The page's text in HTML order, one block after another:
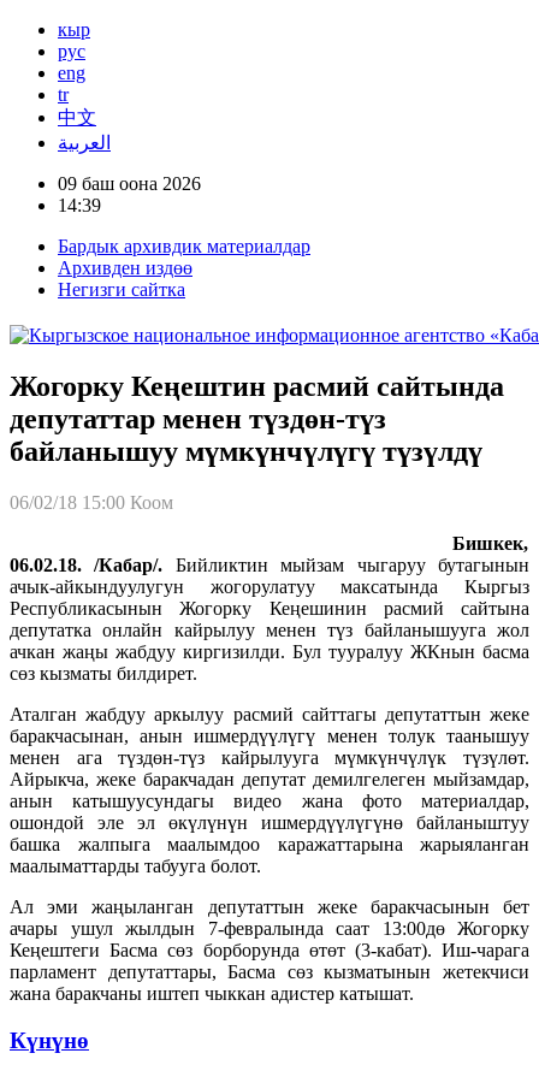
кыр
рус
eng
tr
中文
العربية
09 баш оона 2026
14:39
Бардык архивдик материалдар
Архивден издөө
Негизги сайтка
Жогорку Кеңештин расмий сайтында
депутаттар менен түздөн-түз
байланышуу мүмкүнчүлүгү түзүлдү
06/02/18 15:00 Коом
Бишкек,
06.02.18. /Кабар/. Бийликтин мыйзам чыгаруу бутагынын
ачык-айкындуулугун жогорулатуу максатында Кыргыз
Республикасынын Жогорку Кеңешинин расмий сайтына
депутатка онлайн кайрылуу менен түз байланышууга жол
ачкан жаңы жабдуу киргизилди. Бул тууралуу ЖКнын басма
сөз кызматы билдирет.
Аталган жабдуу аркылуу расмий сайттагы депутаттын жеке
баракчасынан, анын ишмердүүлүгү менен толук таанышуу
менен ага түздөн-түз кайрылууга мүмкүнчүлүк түзүлөт.
Айрыкча, жеке баракчадан депутат демилгелеген мыйзамдар,
анын катышуусундагы видео жана фото материалдар,
ошондой эле эл өкүлүнүн ишмердүүлүгүнө байланыштуу
башка жалпыга маалымдоо каражаттарына жарыяланган
маалыматтарды табууга болот.
Ал эми жаңыланган депутаттын жеке баракчасынын бет
ачары ушул жылдын 7-февралында саат 13:00дө Жогорку
Кеңештеги Басма сөз борборунда өтөт (3-кабат). Иш-чарага
парламент депутаттары, Басма сөз кызматынын жетекчиси
жана баракчаны иштеп чыккан адистер катышат.
Күнүнө